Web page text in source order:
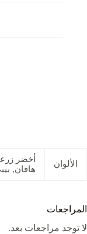
الألوان
أخضر
هافان,
المراجعات
لا توجد مراجعات بعد.